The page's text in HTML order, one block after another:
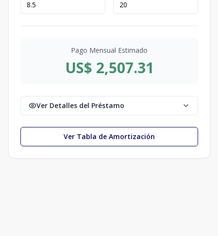
Pago Mensual Estimado
US$ 2,507.31
Ver Detalles del Préstamo
Ver Tabla de Amortización